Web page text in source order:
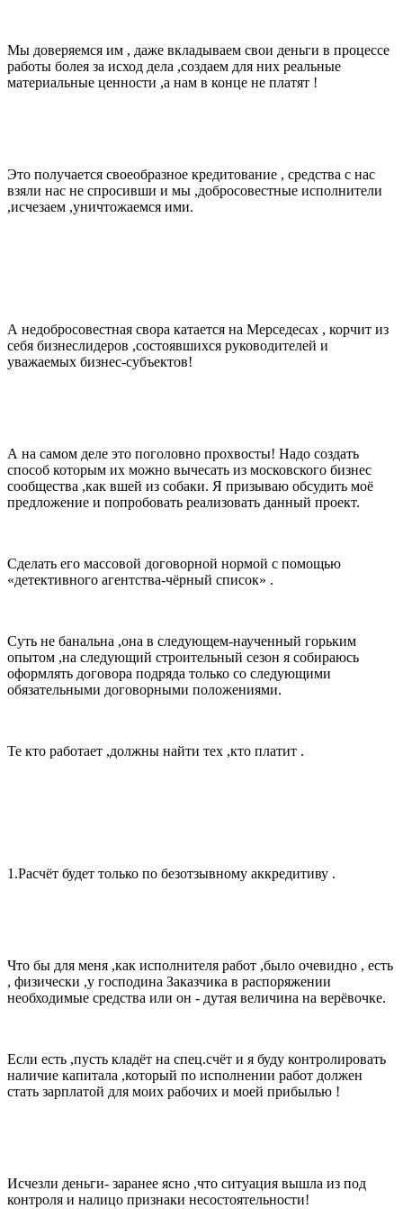
Мы доверяемся им , даже вкладываем свои деньги в процессе
работы болея за исход дела ,создаем для них реальные
материальные ценности ,а нам в конце не платят !
Это получается своеобразное кредитование , средства с нас
взяли нас не спросивши и мы ,добросовестные исполнители
,исчезаем ,уничтожаемся ими.
А недобросовестная свора катается на Мерседесах , корчит из
себя бизнеслидеров ,состоявшихся руководителей и
уважаемых бизнес-субъектов!
А на самом деле это поголовно прохвосты! Надо создать
способ которым их можно вычесать из московского бизнес
сообщества ,как вшей из собаки. Я призываю обсудить моё
предложение и попробовать реализовать данный проект.
Сделать его массовой договорной нормой с помощью
«детективного агентства-чёрный список» .
Суть не банальна ,она в следующем-наученный горьким
опытом ,на следующий строительный сезон я собираюсь
оформлять договора подряда только со следующими
обязательными договорными положениями.
Те кто работает ,должны найти тех ,кто платит .
1.Расчёт будет только по безотзывному аккредитиву .
Что бы для меня ,как исполнителя работ ,было очевидно , есть
, физически ,у господина Заказчика в распоряжении
необходимые средства или он - дутая величина на верёвочке.
Если есть ,пусть кладёт на спец.счёт и я буду контролировать
наличие капитала ,который по исполнении работ должен
стать зарплатой для моих рабочих и моей прибылью !
Исчезли деньги- заранее ясно ,что ситуация вышла из под
контроля и налицо признаки несостоятельности!